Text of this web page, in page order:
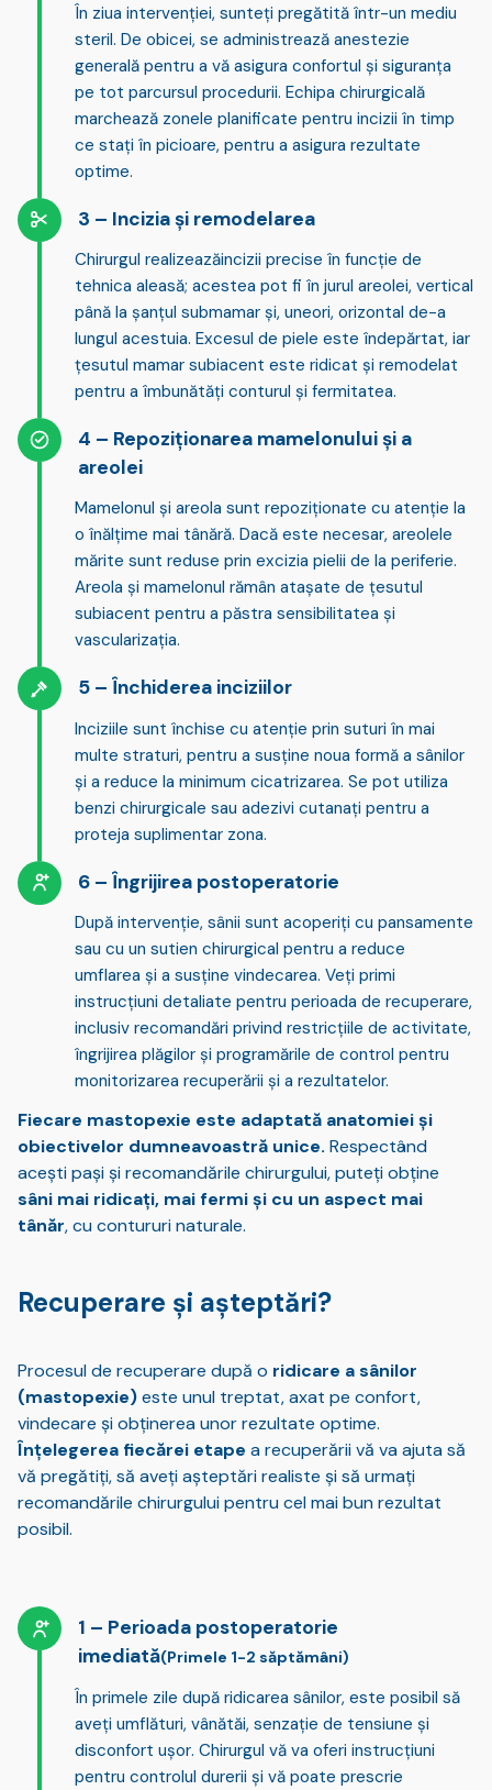
În ziua intervenției, sunteți pregătită într-un mediu
steril. De obicei, se administrează anestezie
generală pentru a vă asigura confortul și siguranța
pe tot parcursul procedurii. Echipa chirurgicală
marchează zonele planificate pentru incizii în timp
ce stați în picioare, pentru a asigura rezultate
optime.
Incizia și remodelarea
Chirurgul realizeazăincizii precise în funcție de
tehnica aleasă; acestea pot fi în jurul areolei, vertical
până la șanțul submamar și, uneori, orizontal de-a
lungul acestuia. Excesul de piele este îndepărtat, iar
țesutul mamar subiacent este ridicat și remodelat
pentru a îmbunătăți conturul și fermitatea.
Repoziționarea mamelonului și a
areolei
Mamelonul și areola sunt repoziționate cu atenție la
o înălțime mai tânără. Dacă este necesar, areolele
mărite sunt reduse prin excizia pielii de la periferie.
Areola și mamelonul rămân atașate de țesutul
subiacent pentru a păstra sensibilitatea și
vascularizația.
Închiderea inciziilor
Inciziile sunt închise cu atenție prin suturi în mai
multe straturi, pentru a susține noua formă a sânilor
și a reduce la minimum cicatrizarea. Se pot utiliza
benzi chirurgicale sau adezivi cutanați pentru a
proteja suplimentar zona.
Îngrijirea postoperatorie
După intervenție, sânii sunt acoperiți cu pansamente
sau cu un sutien chirurgical pentru a reduce
umflarea și a susține vindecarea. Veți primi
instrucțiuni detaliate pentru perioada de recuperare,
inclusiv recomandări privind restricțiile de activitate,
îngrijirea plăgilor și programările de control pentru
monitorizarea recuperării și a rezultatelor.
Fiecare mastopexie este adaptată anatomiei și
obiectivelor dumneavoastră unice. Respectând
acești pași și recomandările chirurgului, puteți obține
sâni mai ridicați, mai fermi și cu un aspect mai
tânăr, cu contururi naturale.
Recuperare și așteptări?
Procesul de recuperare după o ridicare a sânilor
(mastopexie)este unul treptat, axat pe confort,
vindecare și obținerea unor rezultate optime.
Înțelegerea fiecărei etape a recuperării vă va ajuta să
vă pregătiți, să aveți așteptări realiste și să urmați
recomandările chirurgului pentru cel mai bun rezultat
posibil.
Perioada postoperatorie
imediată(Primele 1-2 săptămâni)
În primele zile după ridicarea sânilor, este posibil să
aveți umflături, vânătăi, senzație de tensiune și
disconfort ușor. Chirurgul vă va oferi instrucțiuni
pentru controlul durerii și vă poate prescrie